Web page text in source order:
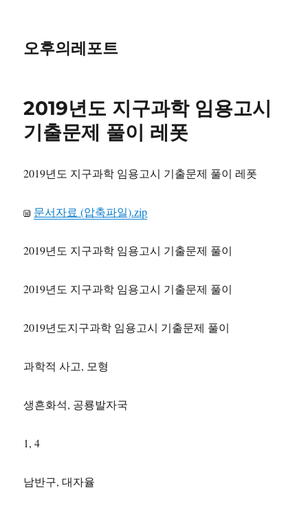
오후의레포트
2019년도 지구과학 임용고시
기출문제 풀이 레폿
2019년도 지구과학 임용고시 기출문제 풀이 레폿
문서자료 (압축파일).zip
2019년도 지구과학 임용고시 기출문제 풀이
2019년도 지구과학 임용고시 기출문제 풀이
2019년도지구과학 임용고시 기출문제 풀이
과학적 사고, 모형
생흔화석, 공룡발자국
1, 4
남반구, 대자율